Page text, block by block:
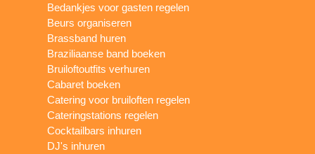
Bedankjes voor gasten regelen
Beurs organiseren
Brassband huren
Braziliaanse band boeken
Bruiloftoutfits verhuren
Cabaret boeken
Catering voor bruiloften regelen
Cateringstations regelen
Cocktailbars inhuren
DJ's inhuren